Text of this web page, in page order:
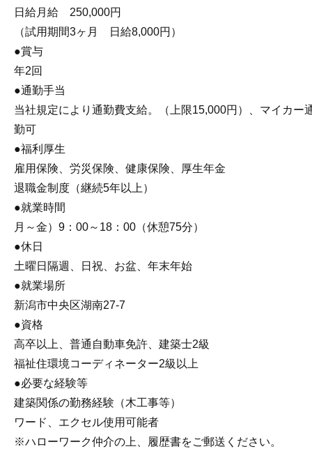
日給月給 250,000円
（試用期間3ヶ月 日給8,000円）
●賞与
年2回
●通勤手当
当社規定により通勤費支給。（上限15,000円）、マイカー
勤可
●福利厚生
雇用保険、労災保険、健康保険、厚生年金
退職金制度（継続5年以上）
●就業時間
月～金）9：00～18：00（休憩75分）
●休日
土曜日隔週、日祝、お盆、年末年始
●就業場所
新潟市中央区湖南27-7
●資格
高卒以上、普通自動車免許、建築士2級
福祉住環境コーディネーター2級以上
●必要な経験等
建築関係の勤務経験（木工事等）
ワード、エクセル使用可能者
※ハローワーク仲介の上、履歴書をご郵送ください。